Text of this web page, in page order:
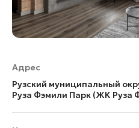
Адрес
Рузский муниципальный
Руза Фэмили Парк (ЖК Руза